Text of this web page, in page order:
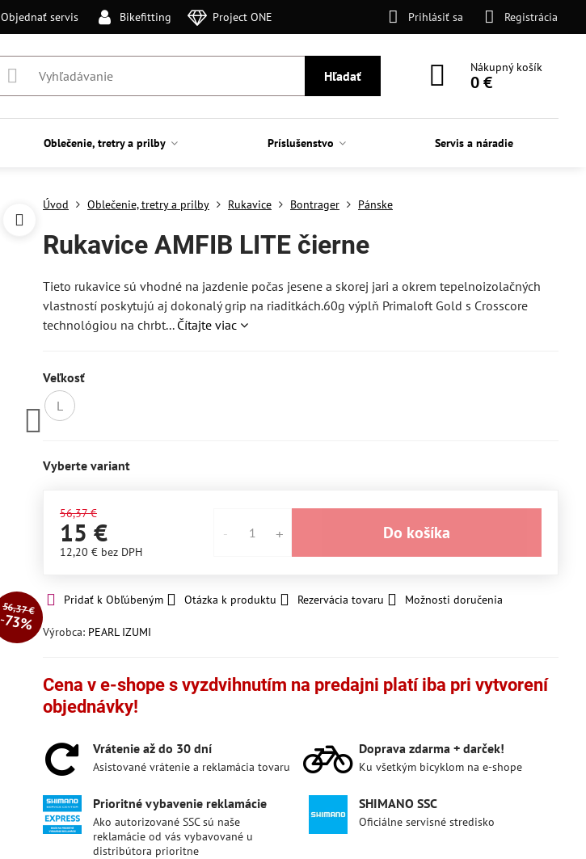
Objednať servis Bikefitting Project ONE Prihlásiť sa Registrácia
Hľadať
Nákupný košík
0 €
Oblečenie, tretry a prilby Príslušenstvo Servis a náradie
56,37 €
73%
Úvod Oblečenie, tretry a prilby Rukavice Bontrager Pánske
Rukavice AMFIB LITE čierne
Tieto rukavice sú vhodné na jazdenie počas jesene a skorej jari a okrem tepelnoizolačných
vlastností poskytujú aj dokonalý grip na riaditkách.60g výplň Primaloft Gold s Crosscore
technológiou na chrbt... Čítajte viac
Veľkosť
L
Vyberte variant
56,37 €
15 €
12,20 € bez DPH
Do košíka
Pridať k Obľúbeným Otázka k produktu Rezervácia tovaru Možnosti doručenia
Výrobca: PEARL IZUMI
Cena v e-shope s vyzdvihnutím na predajni platí iba pri vytvorení
objednávky!
Vrátenie až do 30 dní
Asistované vrátenie a reklamácia tovaru
Doprava zdarma + darček!
Ku všetkým bicyklom na e-shope
Prioritné vybavenie reklamácie
Ako autorizované SSC sú naše
reklamácie od vás vybavované u
distribútora prioritne
SHIMANO SSC
Oficiálne servisné stredisko